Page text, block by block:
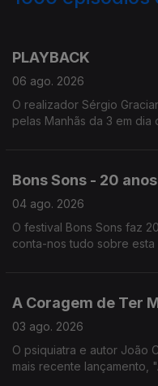
PLAYBACK
06 ago. 2026
O realizador Sérgio
pelas Manhãs da 3 em
Bons Sons - 20 anos
04 ago. 2026
O festival Bons Sons faz
conta-nos tudo sobre
A Coragem de Ter
03 ago. 2026
O psiquiatra e autor João
mais recente lançamento,